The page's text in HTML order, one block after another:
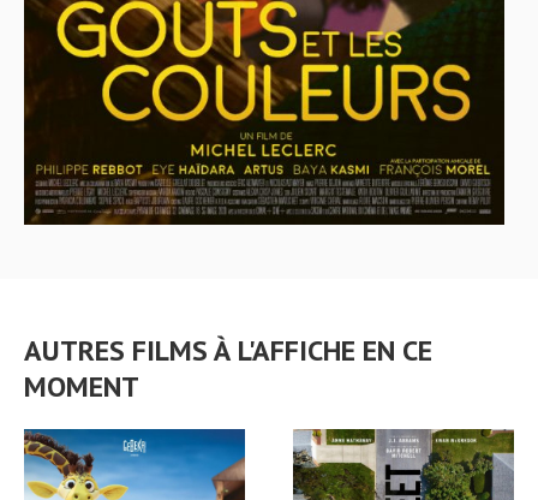
AUTRES FILMS À L'AFFICHE EN CE
MOMENT